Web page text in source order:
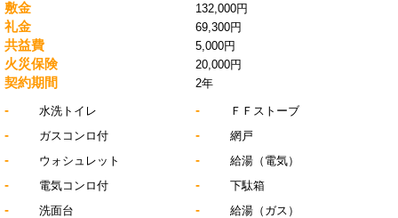
敷金 132,000円
礼金 69,300円
共益費 5,000円
火災保険 20,000円
契約期間 2年
- 水洗トイレ - ＦＦストーブ
- ガスコンロ付 - 網戸
- ウォシュレット - 給湯（電気）
- 電気コンロ付 - 下駄箱
- 洗面台 - 給湯（ガス）